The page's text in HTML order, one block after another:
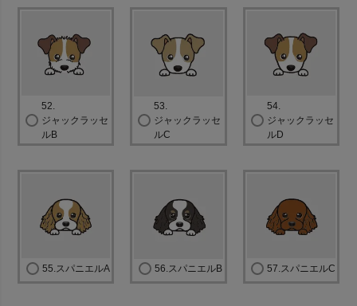
52.
ジャックラッセ
ルB
53.
ジャックラッセ
ルC
54.
ジャックラッセ
ルD
55.スパニエルA 56.スパニエルB 57.スパニエルC